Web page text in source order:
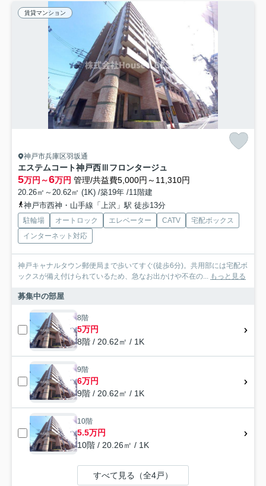
賃貸マンション
神戸市兵庫区羽坂通
エステムコート神戸西Ⅲフロンタージュ
5万円～6万円 管理/共益費5,000円～11,310円
20.26㎡～20.62㎡ (1K) /築19年 /11階建
神戸市西神・山手線「上沢」駅 徒歩13分
駐輪場 オートロック エレベーター CATV
宅配ボックス
インターネット対応
神戸キャナルタウン郵便局まで歩いてすぐ(徒歩6分)。共用部には宅配ボ
ックスが備え付けられているため、急なお出かけや不在の...
もっと見る
募集中の部屋
8階
5万円
8階 / 20.62㎡ / 1K
9階
6万円
9階 / 20.62㎡ / 1K
10階
5.5万円
10階 / 20.26㎡ / 1K
すべて見る（全4戸）